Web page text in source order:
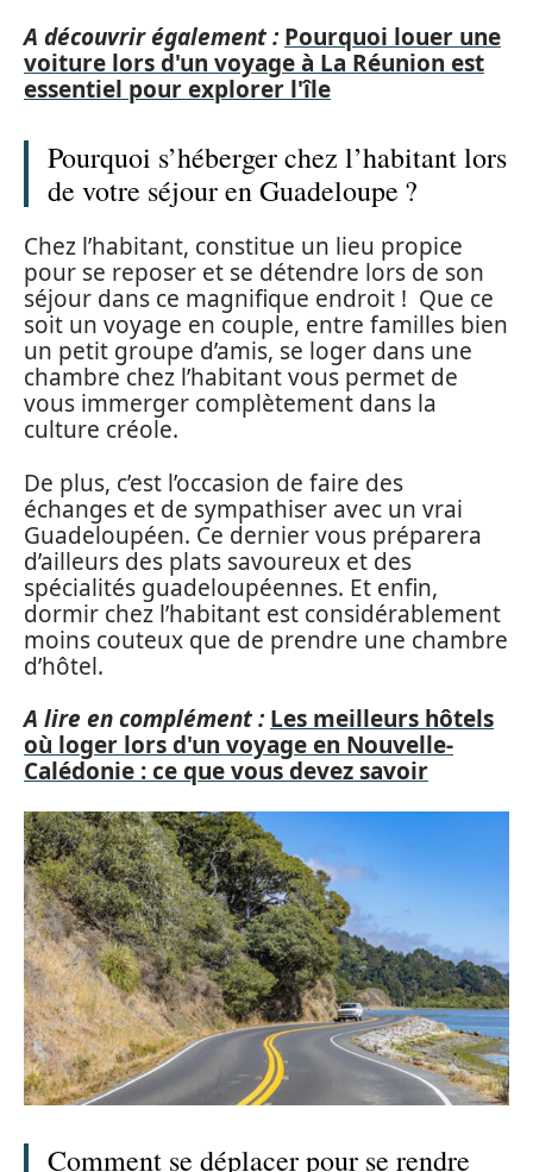
A découvrir également : Pourquoi louer une
voiture lors d'un voyage à La Réunion est
essentiel pour explorer l'île
Pourquoi s’héberger chez l’habitant lors
de votre séjour en Guadeloupe ?
Chez l’habitant, constitue un lieu propice
pour se reposer et se détendre lors de son
séjour dans ce magnifique endroit ! Que ce
soit un voyage en couple, entre familles bien
un petit groupe d’amis, se loger dans une
chambre chez l’habitant vous permet de
vous immerger complètement dans la
culture créole.
De plus, c’est l’occasion de faire des
échanges et de sympathiser avec un vrai
Guadeloupéen. Ce dernier vous préparera
d’ailleurs des plats savoureux et des
spécialités guadeloupéennes. Et enfin,
dormir chez l’habitant est considérablement
moins couteux que de prendre une chambre
d’hôtel.
A lire en complément : Les meilleurs hôtels
où loger lors d'un voyage en Nouvelle-
Calédonie : ce que vous devez savoir
Comment se déplacer pour se rendre